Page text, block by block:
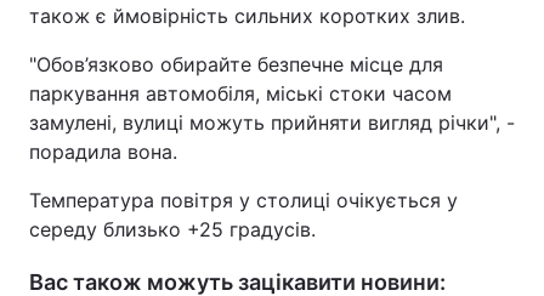
також є ймовірність сильних коротких злив.
"Обов’язково обирайте безпечне місце для
паркування автомобіля, міські стоки часом
замулені, вулиці можуть прийняти вигляд річки", -
порадила вона.
Температура повітря у столиці очікується у
середу близько +25 градусів.
Вас також можуть зацікавити новини: